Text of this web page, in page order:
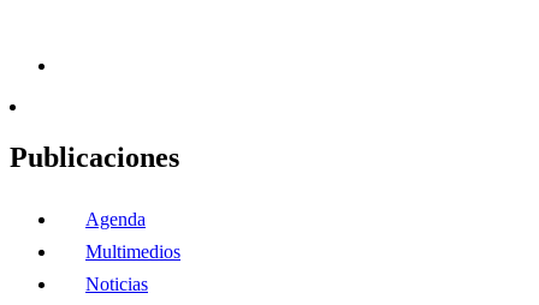
Publicaciones
Agenda
Multimedios
Noticias